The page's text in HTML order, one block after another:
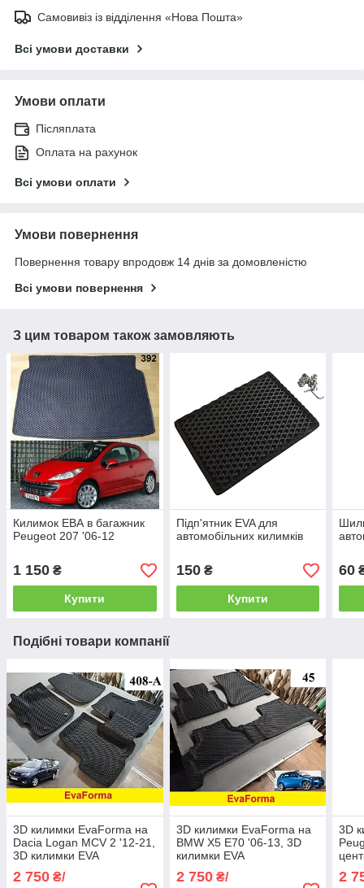
Самовивіз із відділення «Нова Пошта»
Всі умови доставки
Умови оплати
Післяплата
Оплата на рахунок
Всі умови оплати
Умови повернення
Повернення товару впродовж 14 днів за домовленістю
Всі умови повернення
З цим товаром також замовляють
Килимок ЕВА в багажник
Peugeot 207 '06-12
1 150 ₴
Купити
Підп'ятник EVA для
автомобільних килимків
150₴
Купити
60
Подібні товари компанії
3D килимки EvaForma на
Dacia Logan MCV 2 '12-21,
​3D килимки EVA
2 750 ₴/
3D килимки EvaForma на
BMW X5 E70 '06-13, 3D
килимки EVA
2 750₴/
3D
EVA
2